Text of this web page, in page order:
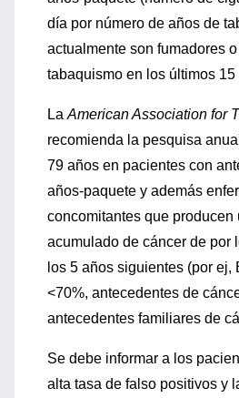
día por número de años de
actualmente son fumadores o
tabaquismo en los últimos 15
La American Association for
recomienda la pesquisa
79 años en pacientes con
años-paquete y además
concomitantes que producen
acumulado de cáncer de por
los 5 años siguientes (por ej,
<70%, antecedentes de
antecedentes familiares de
Se debe informar a los
alta tasa de falso positivos y